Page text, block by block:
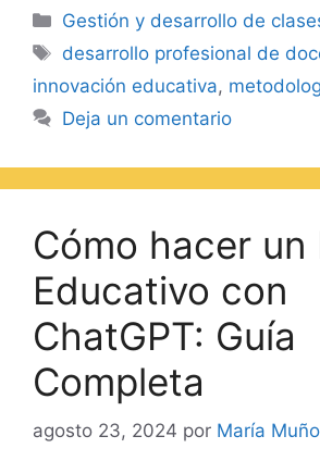
Gestión y desarrollo de
desarrollo profesional de
innovación educativa,
Deja un comentario
Cómo hacer un
Educativo con
ChatGPT: Guía
Completa
agosto 23, 2024 por María